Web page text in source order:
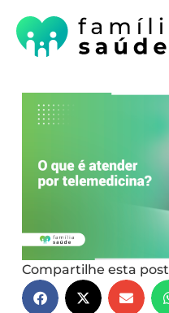
Compartilhe esta